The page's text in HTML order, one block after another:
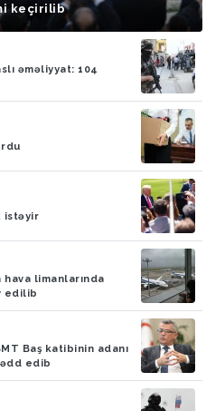
keçirilib
əməliyyat: 104
istəyir
hava limanlarında
edilib
Baş katibinin adanı
edib